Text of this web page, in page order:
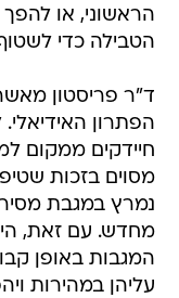
הראשוני, או
הטבילה כדי
ד"ר פריסטון
הפתרון
חיידקים ממקום
מסוים בזכות
נמרץ במגבת
מחדש. עם זאת,
המגבות באופן
עליהן במהירות